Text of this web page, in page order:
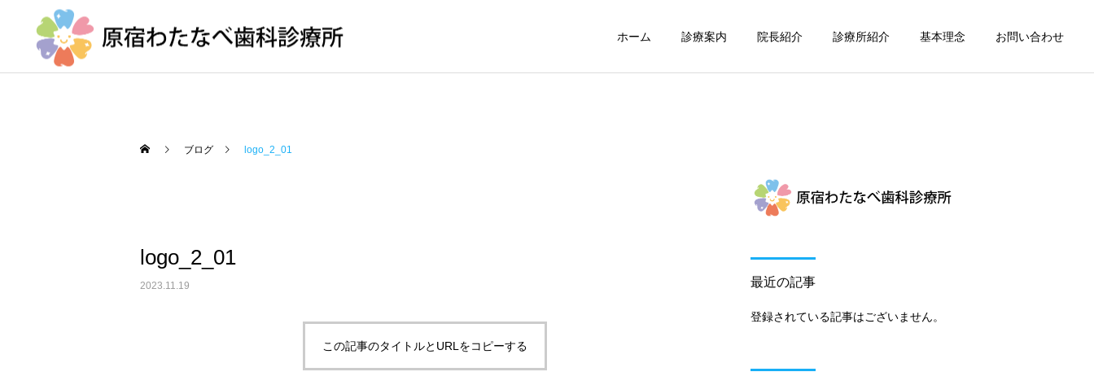
ホーム 診療案内 院長紹介 診療所紹介 基本理念 お問い合わせ
摂食嚥下機能療法
ブログ logo_2_01
logo_2_01
2023.11.19
この記事のタイトルとURLをコピーする
最近の記事
登録されている記事はございません。